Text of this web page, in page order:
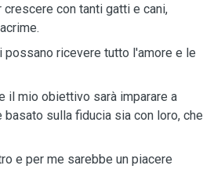
con tanti gatti e cani,
possano ricevere tutto l'amore e le
il mio obiettivo sarà imparare a
sulla fiducia sia con loro, che
e per me sarebbe un piacere